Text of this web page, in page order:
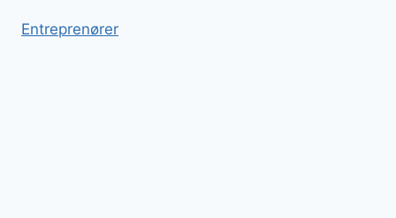
Entreprenører